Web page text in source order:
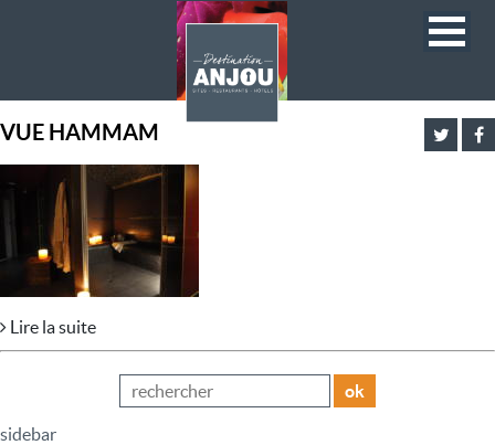
VUE HAMMAM
Lire la suite
ok
sidebar